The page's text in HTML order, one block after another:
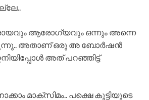
ആരോഗ്യവും ഒന്നും അന്നെ
അതാണ് ഒരു അ ബോർഷൻ
അത് പറഞ്ഞിട്ട്
മാക്സിമം.. പക്ഷെ കുട്ടിയുടെ